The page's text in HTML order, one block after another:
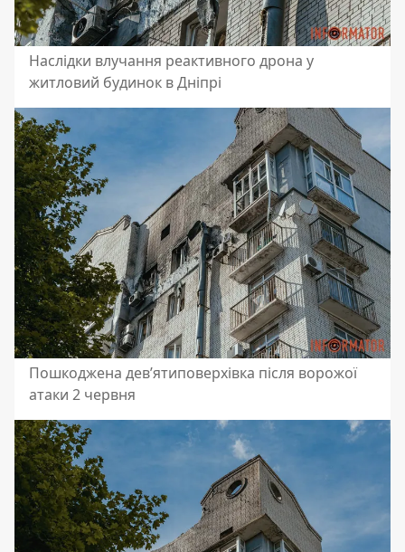
Наслідки влучання реактивного дрона у
житловий будинок в Дніпрі
Пошкоджена дев’ятиповерхівка після ворожої
атаки 2 червня